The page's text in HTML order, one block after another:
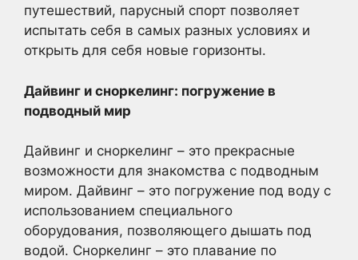
путешествий, парусный спорт позволяет
испытать себя в самых разных условиях и
открыть для себя новые горизонты.
Дайвинг и сноркелинг: погружение в
подводный мир
Дайвинг и сноркелинг – это прекрасные
возможности для знакомства с подводным
миром. Дайвинг – это погружение под воду с
использованием специального
оборудования, позволяющего дышать под
водой. Сноркелинг – это плавание по